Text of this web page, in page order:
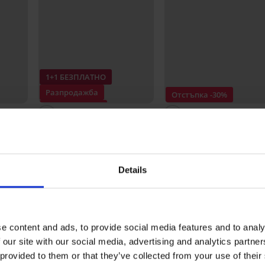
Details
content and ads, to provide social media features and to
site with our social media, advertising and analytics
to them or that they’ve collected from your use of
1+1 БЕЗПЛАТНО
Разпродажба
Отстъпка -70%
27,60 €(53,98 лв.)91,52 €
Отстъпка -30%
23,09 €(45,16 лв.)32,99 €
ПРОДУКТ Горнище на дамски
5
3x
4
0x
3
0x